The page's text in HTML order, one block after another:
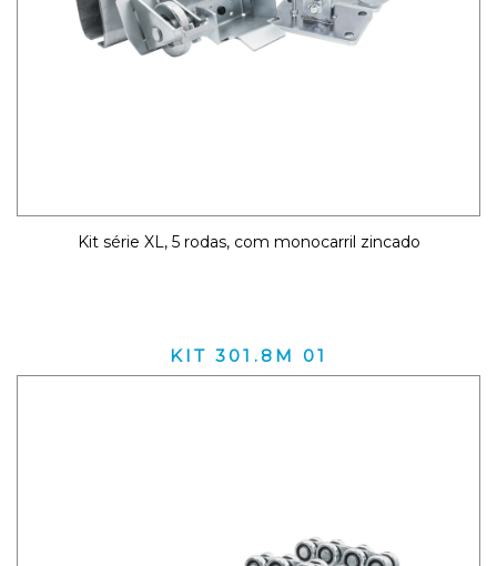
Kit série XL, 5 rodas, com monocarril zincado
KIT 301.8M 01